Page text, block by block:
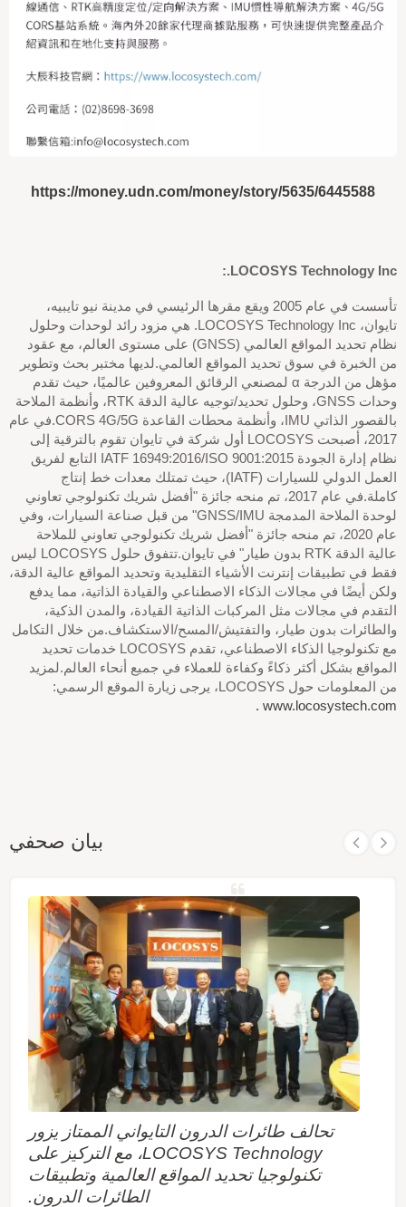
https://money.udn.com/money/story/5635/6445588
LOCOSYS Technology Inc.:
تأسست في عام 2005 ويقع مقرها الرئيسي في مدينة نيو تايبيه،
تايوان، LOCOSYS Technology Inc. هي مزود رائد لوحدات وحلول
نظام تحديد المواقع العالمي (GNSS) على مستوى العالم، مع عقود
من الخبرة في سوق تحديد المواقع العالمي.لديها مختبر بحث وتطوير
مؤهل من الدرجة α لمصنعي الرقائق المعروفين عالميًا، حيث تقدم
وحدات GNSS، وحلول تحديد/توجيه عالية الدقة RTK، وأنظمة الملاحة
بالقصور الذاتي IMU، وأنظمة محطات القاعدة CORS 4G/5G.في عام
2017، أصبحت LOCOSYS أول شركة في تايوان تقوم بالترقية إلى
نظام إدارة الجودة IATF 16949:2016/ISO 9001:2015 التابع لفريق
العمل الدولي للسيارات (IATF)، حيث تمتلك معدات خط إنتاج
كاملة.في عام 2017، تم منحه جائزة "أفضل شريك تكنولوجي تعاوني
لوحدة الملاحة المدمجة GNSS/IMU" من قبل صناعة السيارات، وفي
عام 2020، تم منحه جائزة "أفضل شريك تكنولوجي تعاوني للملاحة
عالية الدقة RTK بدون طيار" في تايوان.تتفوق حلول LOCOSYS ليس
فقط في تطبيقات إنترنت الأشياء التقليدية وتحديد المواقع عالية الدقة،
ولكن أيضًا في مجالات الذكاء الاصطناعي والقيادة الذاتية، مما يدفع
التقدم في مجالات مثل المركبات الذاتية القيادة، والمدن الذكية،
والطائرات بدون طيار، والتفتيش/المسح/الاستكشاف.من خلال التكامل
مع تكنولوجيا الذكاء الاصطناعي، تقدم LOCOSYS خدمات تحديد
المواقع بشكل أكثر ذكاءً وكفاءة للعملاء في جميع أنحاء العالم.لمزيد
من المعلومات حول LOCOSYS، يرجى زيارة الموقع الرسمي:
www.locosystech.com .
بيان صحفي
تحالف طائرات الدرون التايواني الممتاز يزور
LOCOSYS Technology، مع التركيز على
تكنولوجيا تحديد المواقع العالمية وتطبيقات
الطائرات الدرون.